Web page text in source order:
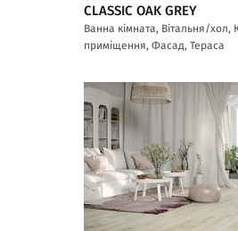
CLASSIC OAK GREY
Ванна кімната, Вітальня/хол,
приміщення, Фасад, Тераса